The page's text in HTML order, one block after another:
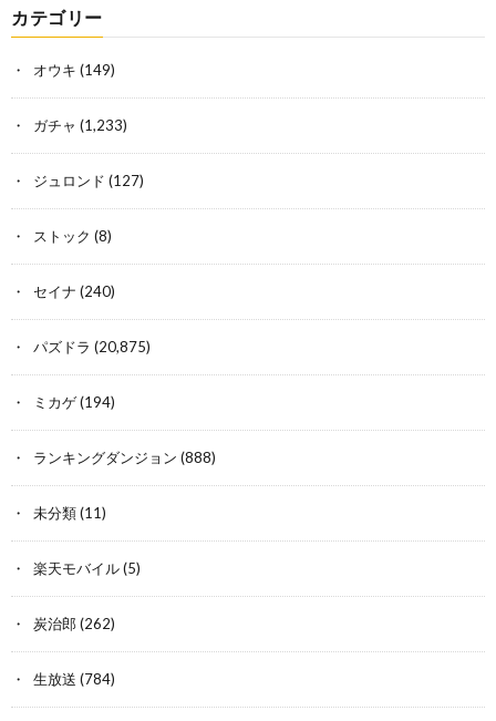
カテゴリー
オウキ (149)
ガチャ (1,233)
ジュロンド (127)
ストック (8)
セイナ (240)
パズドラ (20,875)
ミカゲ(194)
ランキングダンジョン (888)
未分類(11)
楽天モバイル(5)
炭治郎 (262)
生放送 (784)